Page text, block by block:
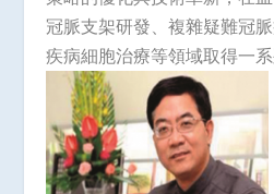
冠脈支架研發、複雜疑難冠
疾病細胞治療等領域取得一系